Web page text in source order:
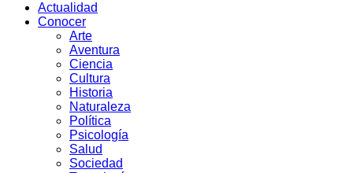
Actualidad
Conocer
Arte
Aventura
Ciencia
Cultura
Historia
Naturaleza
Política
Psicología
Salud
Sociedad